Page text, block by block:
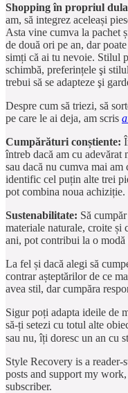
Shopping în propriul
am, să integrez aceleași
Asta vine cumva la pachet
de două ori pe an, dar
simți că ai tu nevoie. Stilul
schimbă, preferințele şi
trebui să se adapteze şi
Despre cum să triezi, să
pe care le ai deja, am scris
Cumpărături conștiente:
întreb dacă am cu adevărat
sau dacă nu cumva mai am
identific cel puțin alte trei
pot combina noua achiziție.
Sustenabilitate: Să
materiale naturale, croite și
ani, pot contribui la o modă
La fel și dacă alegi să
contrar așteptărilor de ce
avea stil, dar cumpăra
Sigur poți adapta ideile de
să-ți setezi cu totul alte
sau nu, îți doresc un an cu
Style Recovery is a
posts and support my
subscriber.